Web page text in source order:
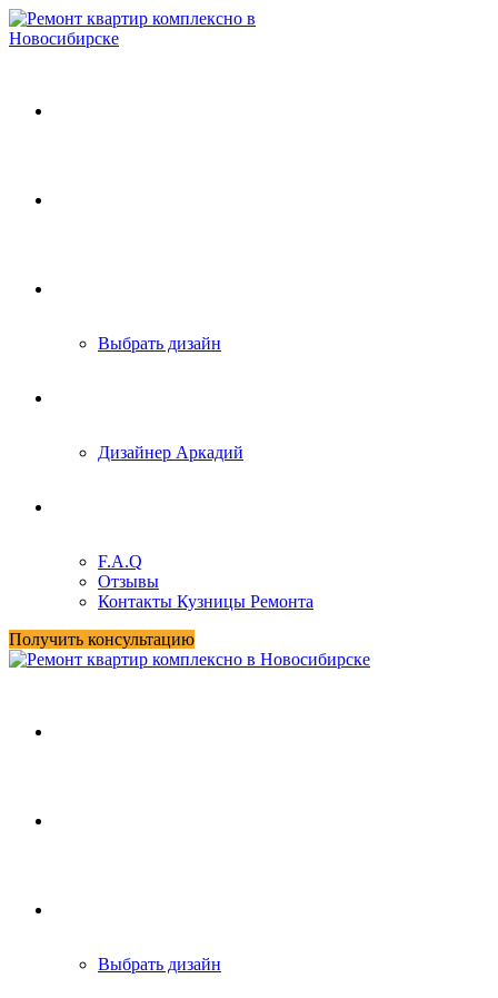
Выбрать дизайн
Дизайнер Аркадий
F.A.Q
Отзывы
Контакты Кузницы Ремонта
Получить консультацию
Выбрать дизайн